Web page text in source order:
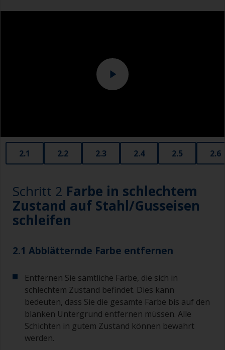
2.1 2.2 2.3 2.4 2.5 2.6
Schritt 2 Farbe in schlechtem
Zustand auf Stahl/Gusseisen
schleifen
2.1 Abblätternde Farbe entfernen
Entfernen Sie sämtliche Farbe, die sich in
schlechtem Zustand befindet. Dies kann
bedeuten, dass Sie die gesamte Farbe bis auf den
blanken Untergrund entfernen müssen. Alle
Schichten in gutem Zustand können bewahrt
werden.